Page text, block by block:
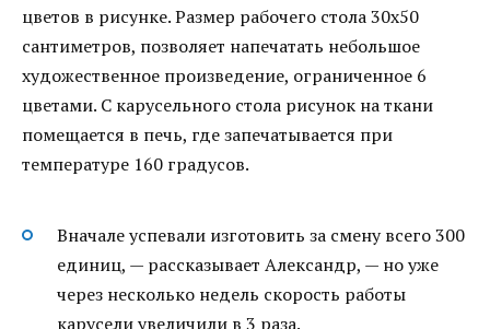
цветов в рисунке. Размер рабочего стола 30х50
сантиметров, позволяет напечатать небольшое
художественное произведение, ограниченное 6
цветами. С карусельного стола рисунок на ткани
помещается в печь, где запечатывается при
температуре 160 градусов.
Вначале успевали изготовить за смену всего 300
единиц, — рассказывает Александр, — но уже
через несколько недель скорость работы
карусели увеличили в 3 раза.